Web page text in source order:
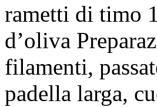
rametti di timo
d’oliva
filamenti,
padella larga,